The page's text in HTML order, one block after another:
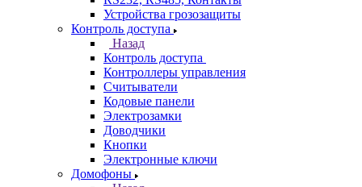
Устройства грозозащиты
Контроль доступа
Назад
Контроль доступа
Контроллеры управления
Считыватели
Кодовые панели
Электрозамки
Доводчики
Кнопки
Электронные ключи
Домофоны